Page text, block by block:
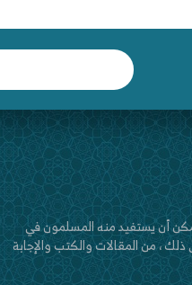
أن يستفيد منه المسلمون في
، من المقالات والكتب والإجابة